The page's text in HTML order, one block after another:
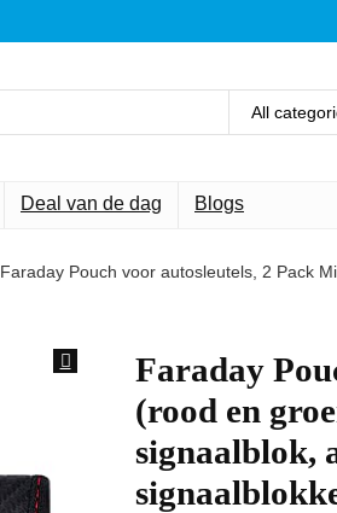
All
Deal van de dag Blogs
Faraday Pouch voor autosleutels, 2 Pack
Faraday
(rood en
signaalblok,